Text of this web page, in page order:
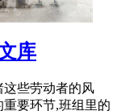
库
些劳动者的风
要环节,班组里的